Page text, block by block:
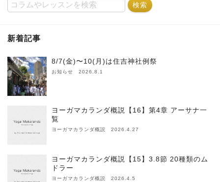
新着記事
8/7(金)〜10(月)は住吉神社例祭
お知らせ 2026.8.1
ヨーガマカランダ概説【16】第4章 アーサナ一
覧
ヨーガマカランダ概説 2026.4.27
ヨーガマカランダ概説【15】3.8節 20種類のム
ドラー
ヨーガマカランダ概説 2026.4.5